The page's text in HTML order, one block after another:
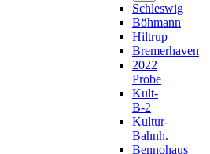
Schleswig
Böhmann
Hiltrup
Bremerhaven
2022
Probe
Kult-
B-2
Kultur-
Bahnh.
Bennohaus